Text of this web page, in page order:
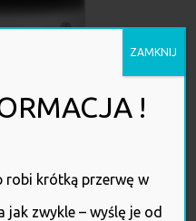
tabletek)
!
robi krótką przerwę w
jak zwykle – wyślę je od
ZAMKNIJ